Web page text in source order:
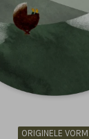
ORIGINELE VORM